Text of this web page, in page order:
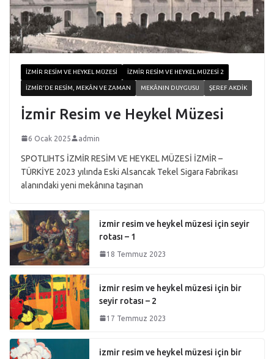
İZMIR RESIM VE HEYKEL MÜZESI İZMIR RESIM VE HEYKEL MÜZESI 2
İZMIR'DE RESIM, MEKÂN VE ZAMAN MEKÂNIN DUYGUSU ŞEREF AKDIK
İzmir Resim ve Heykel Müzesi
6 Ocak 2025 admin
SPOTLIHTS İZMİR RESİM VE HEYKEL MÜZESİ İZMİR –
TÜRKİYE 2023 yılında Eski Alsancak Tekel Sigara Fabrikası
alanındaki yeni mekânına taşınan
izmir resim ve heykel müzesi için seyir
rotası – 1
18 Temmuz 2023
izmir resim ve heykel müzesi için bir
seyir rotası – 2
17 Temmuz 2023
izmir resim ve heykel müzesi için bir